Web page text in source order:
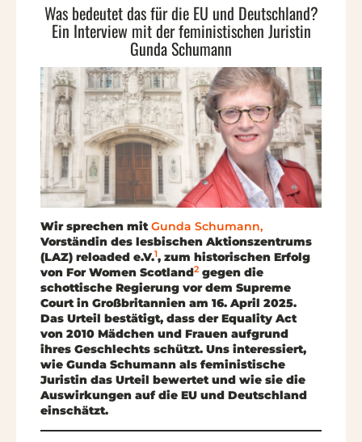
Was bedeutet das für die EU und Deutschland?
Ein Interview mit der feministischen Juristin
Gunda Schumann
Wir sprechen mitGunda Schumann,
Vorständin des lesbischen Aktionszentrums
(LAZ) reloaded e.V.1, zum historischen Erfolg
von For Women Scotland2 gegen die
schottische Regierung vor dem Supreme
Court in Großbritannien am 16. April 2025.
Das Urteil bestätigt, dass der Equality Act
von 2010 Mädchen und Frauen aufgrund
ihres Geschlechts schützt. Uns interessiert,
wie Gunda Schumann als feministische
Juristin das Urteil bewertet und wie sie die
Auswirkungen auf die EU und Deutschland
einschätzt.